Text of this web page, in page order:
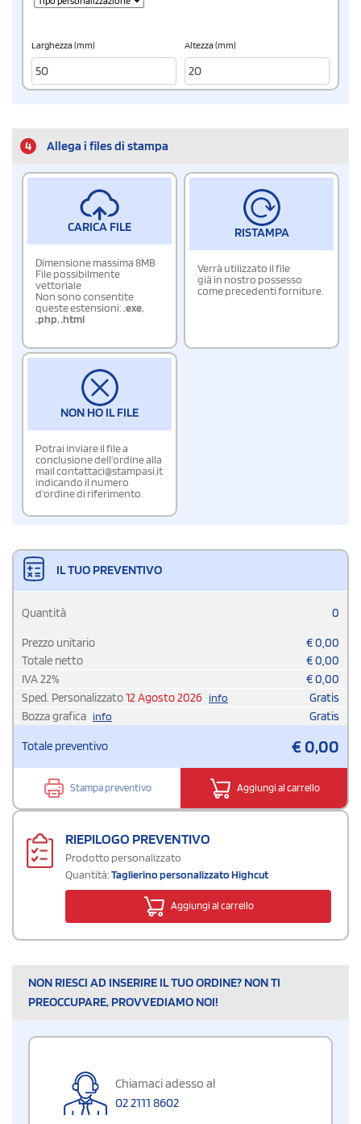
Larghezza (mm) Altezza (mm)
4 Allega i files di stampa
CARICA FILE
Dimensione massima 8MB
File possibilmente
vettoriale
Non sono consentite
queste estensioni:.exe,
.php,.html
RISTAMPA
Verrà utilizzato il file
già in nostro possesso
come precedenti forniture.
NON HO IL FILE
Potrai inviare il file a
conclusione dell'ordine alla
mail contattaci@stampasi.it
indicando il numero
d'ordine di riferimento.
IL TUO PREVENTIVO
Quantità 0
Prezzo unitario €0,00
Totale netto
€0,00
IVA22% €0,00
Sped. Personalizzato12 Agosto 2026 info
Gratis
Bozza grafica info Gratis
Totale preventivo €0,00
Stampa preventivo Aggiungi al carrello
RIEPILOGO PREVENTIVO
Prodotto personalizzato
Quantità:Taglierino personalizzato Highcut
Aggiungi al carrello
NON RIESCI AD INSERIRE IL TUO ORDINE? NON TI
PREOCCUPARE, PROVVEDIAMO NOI!
Chiamaci adesso al
02 2111 8602